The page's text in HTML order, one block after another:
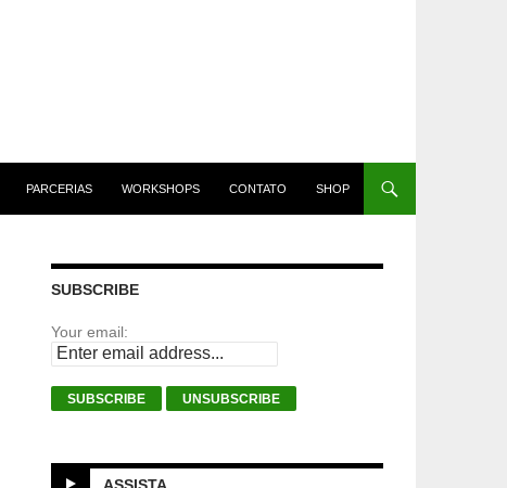
PARCERIAS WORKSHOPS CONTATO SHOP
SUBSCRIBE
Your email:
ASSISTA